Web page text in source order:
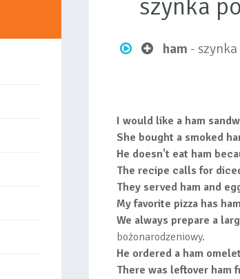
szynka
ham - szynka
I would like a ham
She bought a smoked
He doesn't eat ham
The recipe calls for
They served ham and
My favorite pizza has
We always prepare a
bożonarodzeniowy.
He ordered a ham
There was leftover ham